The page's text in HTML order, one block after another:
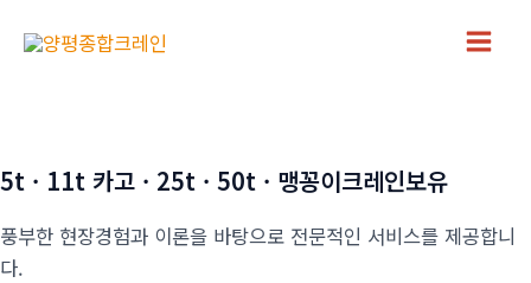
너
기
Main
5t · 11t 카고 · 25t · 50t · 맹꽁이크레인보유
풍부한 현장경험과 이론을 바탕으로 전문적인 서비스를 제공합니
다.